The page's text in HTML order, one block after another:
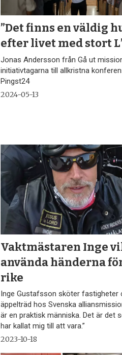
”Det finns en väldig
efter livet med stort
Jonas Andersson från Gå ut
initiativtagarna till allkristna
Pingst24
2024-05-13
Vaktmästaren Inge
använda händerna
rike
Inge Gustafsson sköter fastigheter
äppelträd hos Svenska
är en praktisk människa. Det är det
har kallat mig till att vara.”
2023-10-18